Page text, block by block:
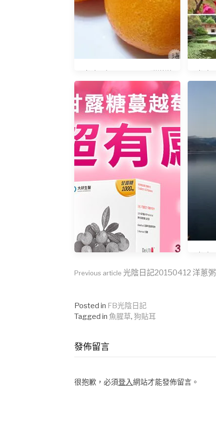
的金桔吃了心情好
Continue
Reading
Previous article 光陰日記20150412 ‎洋蔥粥
Posted in FB光陰日記
Tagged in 魚腥草, 狗貼耳
發佈留言
很抱歉，必須登入網站才能發佈留言。